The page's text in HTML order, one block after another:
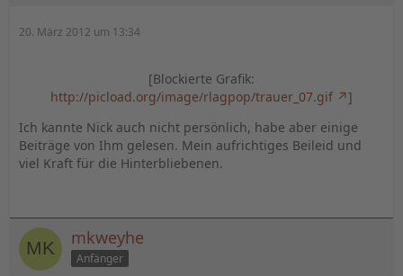
20. März 2012 um 13:34
[Blockierte Grafik:
http://picload.org/image/rlagpop/trauer_07.gif
]
Ich kannte Nick auch nicht persönlich, habe aber einige
Beiträge von Ihm gelesen. Mein aufrichtiges Beileid und
viel Kraft für die Hinterbliebenen.
mkweyhe
Anfänger